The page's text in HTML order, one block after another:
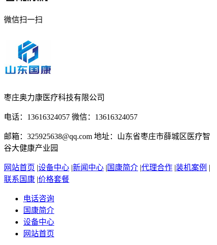
微信扫一扫
枣庄奥力康医疗科技有限公司
电话：13616324057 微信：13616324057
邮箱：325925638@qq.com 地址：山东省枣庄市薛城区医疗智
谷大健康产业园
网站首页 |设备中心 |新闻中心 | 国康简介 |代理合作 |装机案例 |
联系国康 |价格套餐
电话咨询
国康简介
设备中心
网站首页